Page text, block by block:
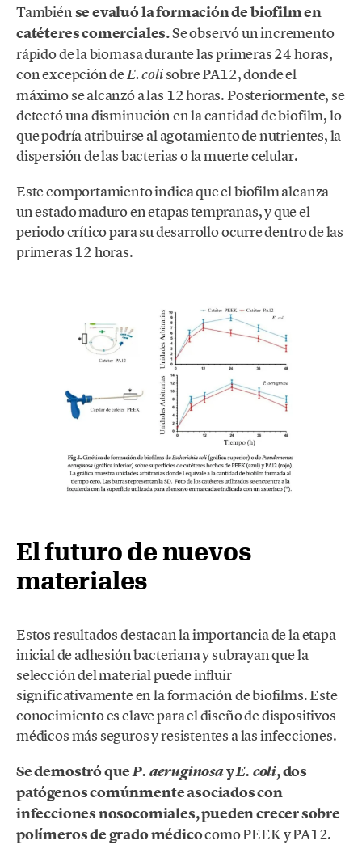
Tambiénse evaluó la formación de biofilm en
catéteres comerciales.Se observó un incremento
rápido de la biomasa durante las primeras 24 horas,
con excepción deE. colisobre PA12, donde el
máximo se alcanzó a las 12 horas. Posteriormente, se
detectó una disminución en la cantidad de biofilm, lo
que podría atribuirse al agotamiento de nutrientes, la
dispersión de las bacterias o la muerte celular.
Este comportamiento indica que el biofilm alcanza
un estado maduro en etapas tempranas, y que el
periodo crítico para su desarrollo ocurre dentro de las
primeras 12 horas.
El futuro de nuevos
materiales
Estos resultados destacan la importancia de la etapa
inicial de adhesión bacteriana y subrayan que la
selección del material puede influir
significativamente en la formación de biofilms. Este
conocimiento es clave para el diseño de dispositivos
médicos más seguros y resistentes a las infecciones.
Se demostró queP. aeruginosayE. coli, dos
patógenos comúnmente asociados con
infecciones nosocomiales, pueden crecer sobre
polímeros de grado médicocomo PEEK y PA12.